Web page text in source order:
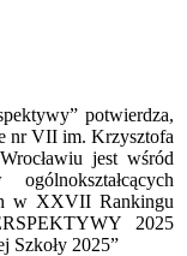
potwierdza,
nr VII im. Krzysztofa
jest wśród
w XXVII Rankingu
2025
Szkoły 2025”